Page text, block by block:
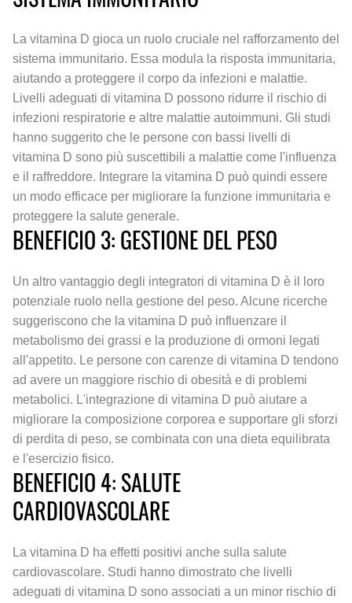
La vitamina D gioca un ruolo cruciale nel rafforzamento del
sistema immunitario. Essa modula la risposta immunitaria,
aiutando a proteggere il corpo da infezioni e malattie.
Livelli adeguati di vitamina D possono ridurre il rischio di
infezioni respiratorie e altre malattie autoimmuni. Gli studi
hanno suggerito che le persone con bassi livelli di
vitamina D sono più suscettibili a malattie come l'influenza
e il raffreddore. Integrare la vitamina D può quindi essere
un modo efficace per migliorare la funzione immunitaria e
proteggere la salute generale.
BENEFICIO 3: GESTIONE DEL PESO
Un altro vantaggio degli integratori di vitamina D è il loro
potenziale ruolo nella gestione del peso. Alcune ricerche
suggeriscono che la vitamina D può influenzare il
metabolismo dei grassi e la produzione di ormoni legati
all'appetito. Le persone con carenze di vitamina D tendono
ad avere un maggiore rischio di obesità e di problemi
metabolici. L'integrazione di vitamina D può aiutare a
migliorare la composizione corporea e supportare gli sforzi
di perdita di peso, se combinata con una dieta equilibrata
e l'esercizio fisico.
BENEFICIO 4: SALUTE
CARDIOVASCOLARE
La vitamina D ha effetti positivi anche sulla salute
cardiovascolare. Studi hanno dimostrato che livelli
adeguati di vitamina D sono associati a un minor rischio di